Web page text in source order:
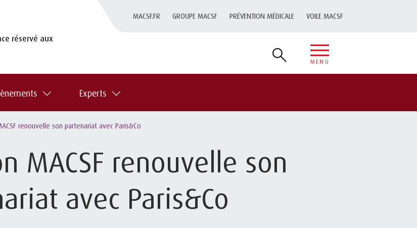
réservé aux
MACSF.FR GROUPE MACSF PRÉVENTION MÉDICALE VOILE MACSF
MENU
Experts
renouvelle son partenariat avec Paris&Co
MACSF renouvelle son
avec Paris&Co